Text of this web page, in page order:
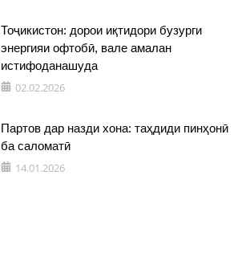
Тоҷикистон: дорои иқтидори бузурги
энергияи офтобӣ, вале амалан
истифоданашуда
02.02.2026
Партов дар назди хона: таҳдиди пинҳонӣ
ба саломатӣ
14.01.2026